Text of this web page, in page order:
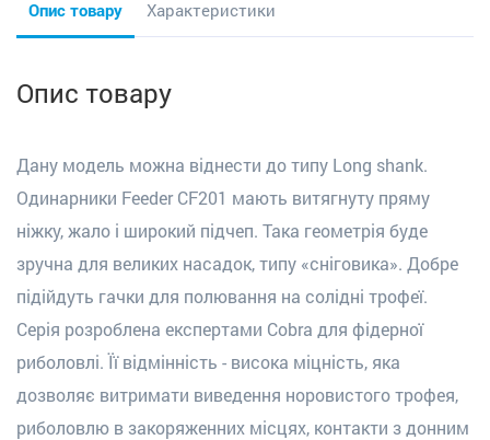
Опис товару Характеристики
Опис товару
Дану модель можна віднести до типу Long shank.
Одинарники Feeder CF201 мають витягнуту пряму
ніжку, жало і широкий підчеп. Така геометрія буде
зручна для великих насадок, типу «сніговика». Добре
підійдуть гачки для полювання на солідні трофеї.
Серія розроблена експертами Cobra для фідерної
риболовлі. Її відмінність - висока міцність, яка
дозволяє витримати виведення норовистого трофея,
риболовлю в закоряженних місцях, контакти з донним